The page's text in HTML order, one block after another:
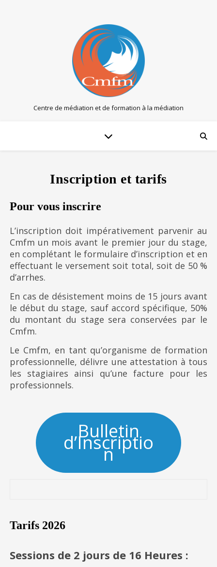
Centre de médiation et de formation à la médiation
Inscription et tarifs
Pour vous inscrire
L’inscription doit impérativement parvenir au
Cmfm un mois avant le premier jour du stage,
en complétant le formulaire d’inscription et en
effectuant le versement soit total, soit de 50 %
d’arrhes.
En cas de désistement moins de 15 jours avant
le début du stage, sauf accord spécifique, 50%
du montant du stage sera conservées par le
Cmfm.
Le Cmfm, en tant qu’organisme de formation
professionnelle, délivre une attestation à tous
les stagiaires ainsi qu’une facture pour les
professionnels.
Bulletin
d’Inscriptio
n
Tarifs 2026
Sessions de 2 jours de 16 Heures :